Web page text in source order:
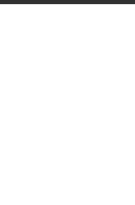
Recettes